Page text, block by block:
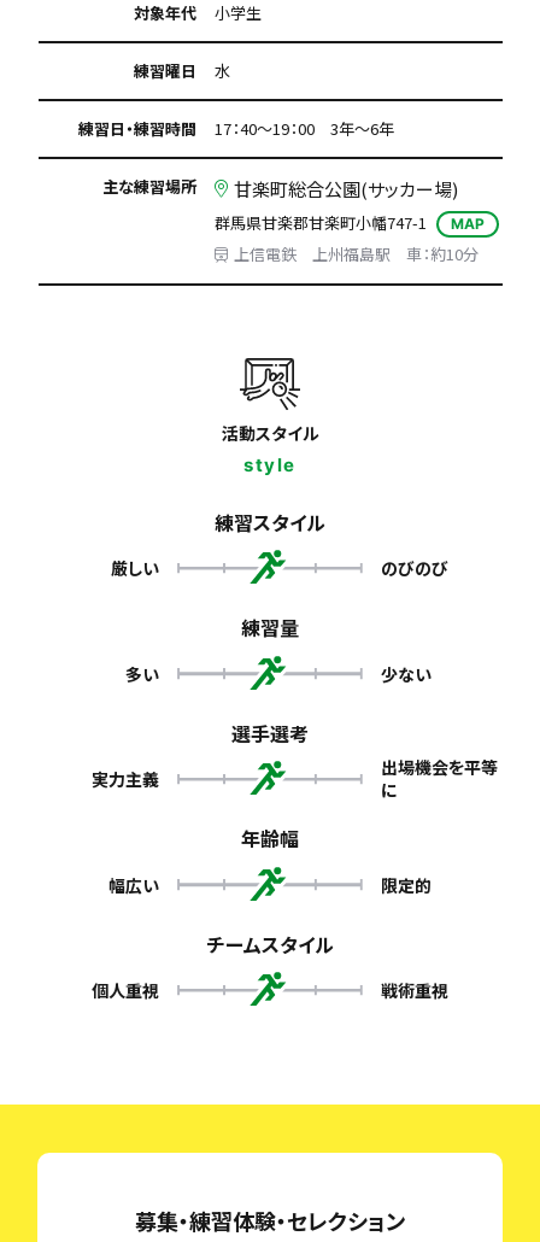
対象年代 小学生
練習曜日 水
練習日・練習時間 17：40～19：00 3年～6年
主な練習場所 甘楽町総合公園(サッカー場)
群馬県甘楽郡甘楽町小幡747-1 MAP
上信電鉄 上州福島駅 車：約10分
活動スタイル
style
練習スタイル
厳しい のびのび
練習量
多い 少ない
選手選考
実力主義
出場機会を平等
に
年齢幅
幅広い 限定的
チームスタイル
個人重視 戦術重視
募集・練習体験・セレクション